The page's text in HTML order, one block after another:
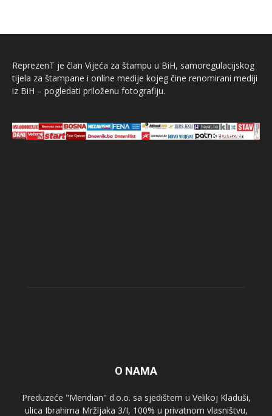
ReprezenT je član Vijeća za štampu u BiH, samoregulacijskog
tijela za štampane i online medije kojeg čine renomirani mediji
iz BiH – pogledati priloženu fotografiju.
O NAMA
Preduzeće "Meridian" d.o.o. sa sjedištem u Velikoj Kladuši,
ulica Ibrahima Mržljaka 3/I, 100% u privatnom vlasništvu,